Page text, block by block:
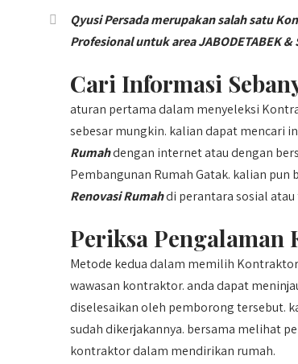
Qyusi Persada merupakan salah satu
Profesional untuk area JABODETABEK &
Cari Informasi
aturan pertama dalam menyeleksi
sebesar mungkin. kalian dapat mencari
Rumahdengan internet atau dengan
Pembangunan Rumah Gatak. kalian
Renovasi Rumahdi perantara sosial
Periksa
Metode kedua dalam memilih
wawasan kontraktor. anda dapat
diselesaikan oleh pemborong tersebut.
sudah dikerjakannya. bersama melihat
kontraktor dalam mendirikan rumah.